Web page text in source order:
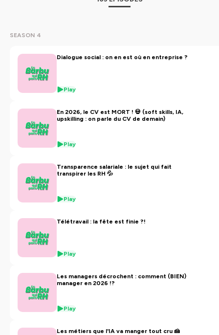
d’aujourd’hui (et de demain !)
👉 Retrouvez moi sur
confidentialitepour plus d'informations.
SEASON 4
Dialogue social : on en est où en entreprise ?
Play
En 2026, le CV est MORT ! 💀 (soft skills, IA,
upskilling : on parle du CV de demain)
Play
Transparence salariale : le sujet qui fait
transpirer les RH 💦
Play
Télétravail : la fête est finie ?!
Play
Les managers décrochent : comment (BIEN)
manager en 2026 !?
Play
Les métiers que l'IA va manger tout cru 🍰